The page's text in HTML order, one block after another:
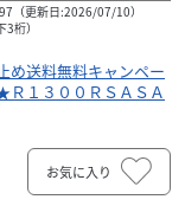
モトラッド 八千代
（更新日:2026/07/10）
桁）
め送料無料キャンペー
Ｒ１３００ＲＳＡＳＡ
お気に入り